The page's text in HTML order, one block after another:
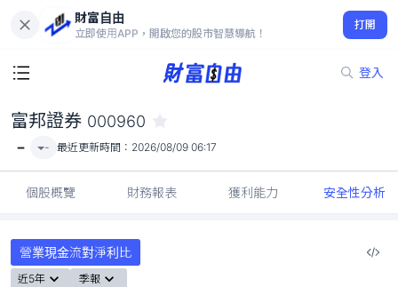
財富自由
立即使用APP，開啟您的股市智慧導航！
打開
登入
-
富邦證券 000960
- - 最近更新時間： 2026/08/09 06:17
個股概覽 財務報表 獲利能力 安全性分析
營業現金流對淨利比
近5年 季報